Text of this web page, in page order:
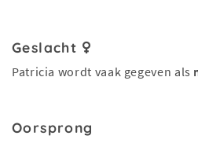
Geslacht
Patricia wordt vaak gegeven als
Oorsprong